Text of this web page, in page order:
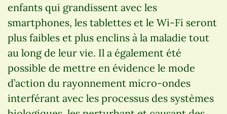
enfants qui grandissent avec les
smartphones, les tablettes et le Wi-Fi seront
plus faibles et plus enclins à la maladie tout
au long de leur vie. Il a également été
possible de mettre en évidence le mode
d’action du rayonnement micro-ondes
interférant avec les processus des systèmes